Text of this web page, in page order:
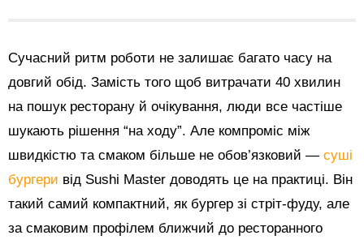
Сучасний ритм роботи не залишає багато часу на
довгий обід. Замість того щоб витрачати 40 хвилин
на пошук ресторану й очікування, люди все частіше
шукають рішення “на ходу”. Але компроміс між
швидкістю та смаком більше не обов’язковий — суші
бургери від Sushi Master доводять це на практиці. Він
такий самий компактний, як бургер зі стріт-фуду, але
за смаковим профілем ближчий до ресторанного